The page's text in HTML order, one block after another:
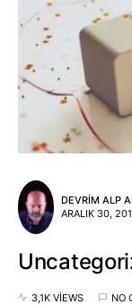
DEVRIM ALP
ARALIK 30,
3,1K VIEWS NO